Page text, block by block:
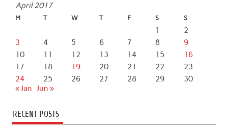
April 2017
M T W T F S S
1
2
3
4 5 6 7 8
9
10
11 12 13 14 15
16
17
18 19 20 21 22
23
24
25 26 27 28 29
30
« Jan Jun »
RECENT POSTS